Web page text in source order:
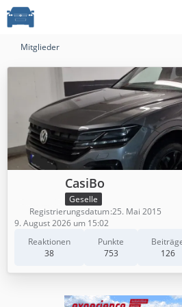
Mitglieder
CasiBo
Geselle
Reaktionen
38
Punkte
753
126
Registrierungsdatum 25. Mai 2015
9. August 2026 um 15:02